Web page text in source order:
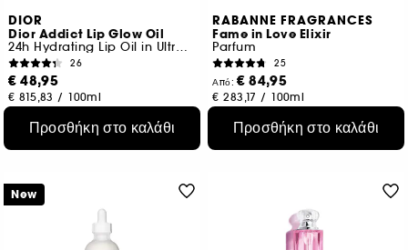
DIOR
Dior Addict Lip Glow Oil
24h Hydrating Lip Oil in Ultra-Glossy Finishes
26
€ 48,95
€ 815,83 / 100ml
16 αποχρώσεις
Προσθήκη στο καλάθι
RABANNE FRAGRANCES
Fame in Love Elixir
Parfum
25
Από:€ 84,95
€ 283,17 / 100ml
4 μεγέθη
Προσθήκη στο καλάθι
New